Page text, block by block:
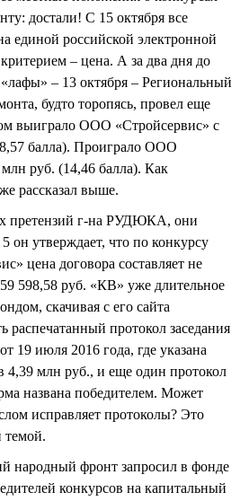
достали! С 15 октября все
единой российской электронной
– цена. А за два дня до
– 13 октября – Региональный
будто торопясь, провел еще
выиграло ООО «Стройсервис» с
балла). Проиграло ООО
руб. (14,46 балла). Как
рассказал выше.
претензий г-на РУДЮКА, они
он утверждает, что по конкурсу
цена договора составляет не
598,58 руб. «КВ» уже длительное
скачивая с его сайта
распечатанный протокол заседания
19 июля 2016 года, где указана
4,39 млн руб., и еще один протокол
названа победителем. Может
исправляет протоколы? Это
темой.
народный фронт запросил в фонде
конкурсов на капитальный